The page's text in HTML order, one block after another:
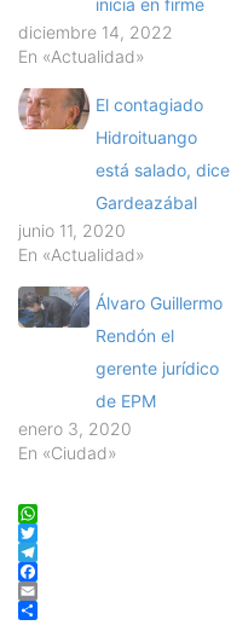
inicia en firme
diciembre 14, 2022
En «Actualidad»
El contagiado
Hidroituango
está salado, dice
Gardeazábal
junio 11, 2020
En «Actualidad»
Álvaro Guillermo
Rendón el
gerente jurídico
de EPM
enero 3, 2020
En «Ciudad»
WhatsApp
Twitter
Telegram
Facebook
Email